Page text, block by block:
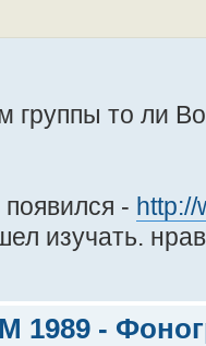
группы то ли
- http://
изучать.
1989 -